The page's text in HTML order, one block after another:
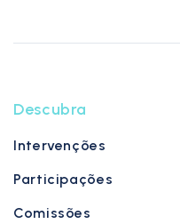
Descubra
Intervenções
Participações
Comissões